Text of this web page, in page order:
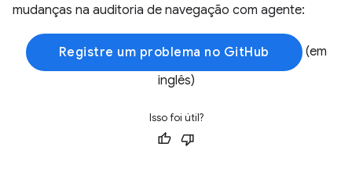
mudanças na auditoria de navegação com agente:
Registre um problema no GitHub
(em
inglês)
Isso foi útil?